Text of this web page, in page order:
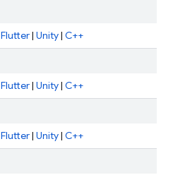
Flutter| Unity| C++
Flutter| Unity| C++
Flutter| Unity| C++